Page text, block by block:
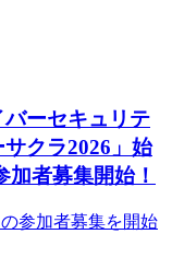
ーセキュリテ
クラ2026」始
者募集開始！
参加者募集を開始